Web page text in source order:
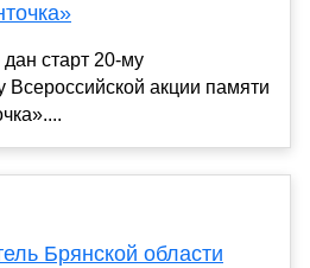
старт 20-му
Всероссийской акции памяти
Брянской области